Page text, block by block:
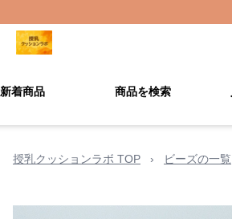
新着商品 商品を検索
授乳クッションラボ TOP › ビーズの一覧